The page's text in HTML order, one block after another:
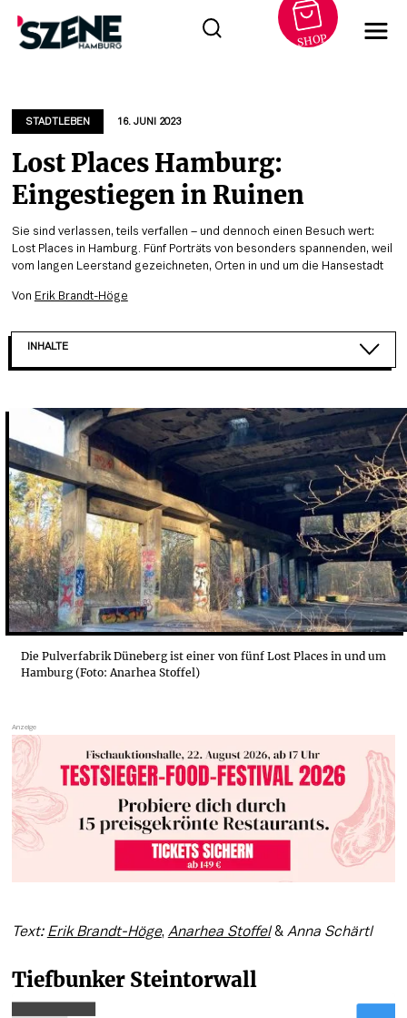
springen
SHOP
STADTLEBEN 16. JUNI 2023
Lost Places Hamburg:
Eingestiegen in Ruinen
Sie sind verlassen, teils verfallen – und dennoch einen Besuch wert:
Lost Places in Hamburg. Fünf Porträts von besonders spannenden, weil
vom langen Leerstand gezeichneten, Orten in und um die Hansestadt
Von Erik Brandt-Höge
INHALTE
GUMMIFABRIK HARBURG
SCHILLEROPER: VERLASSENER ORT IN HAMBURG
MAUSOLEUM BARON VON SCHRÖDER/ KRETSCHMER
PULVERFABRIK DÜNEBERG: LOST PLACE IN HAMBU...
ÜBERSICHT: FÜNF LOST PLACES IN HAMBURG
Die Pulverfabrik Düneberg ist einer von fünf Lost Places in und um
Hamburg (Foto: Anarhea Stoffel)
Text: Erik Brandt-Höge, Anarhea Stoffel & Anna Schärtl
Tiefbunker Steintorwall